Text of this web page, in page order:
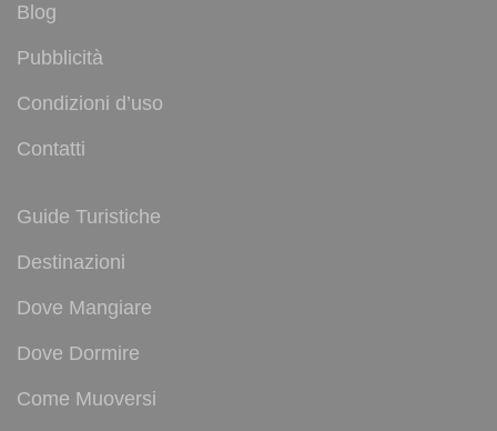
Blog
Pubblicità
Condizioni d’uso
Contatti
Guide Turistiche
Destinazioni
Dove Mangiare
Dove Dormire
Come Muoversi